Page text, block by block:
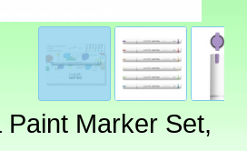
Marker Set,